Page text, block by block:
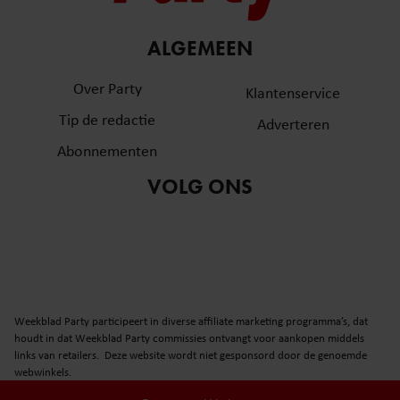
ALGEMEEN
Over Party
Tip de redactie
Abonnementen
Klantenservice
Adverteren
VOLG ONS
Weekblad Party participeert in diverse affiliate marketing programma’s, dat
houdt in dat Weekblad Party commissies ontvangt voor aankopen middels
links van retailers. Deze website wordt niet gesponsord door de genoemde
webwinkels.